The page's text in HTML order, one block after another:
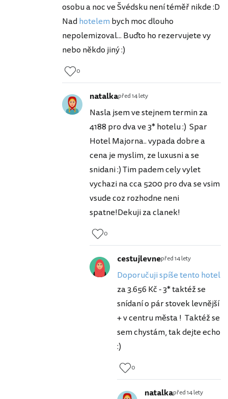
osobu a noc ve Švédsku není téměř nikde :D
Nadhotelem bych moc dlouho
nepolemizoval... Buďto ho rezervujete vy
nebo někdo jiný :)
0
natalkapřed 14 lety
Nasla jsem ve stejnem termin za
4188 pro dva ve 3* hotelu :) Spar
Hotel Majorna.. vypada dobre a
cena je myslim, ze luxusni a se
snidani :) Tim padem cely vylet
vychazi na cca 5200 pro dva se vsim
vsude coz rozhodne neni
spatne!Dekuji za clanek!
0
cestujlevnepřed 14 lety
Doporučuji spíše tento hotel
za 3.656 Kč - 3* taktéž se
snídaní o pár stovek levnější
+ v centru města ! Taktéž se
sem chystám, tak dejte echo
:)
0
natalkapřed 14 lety